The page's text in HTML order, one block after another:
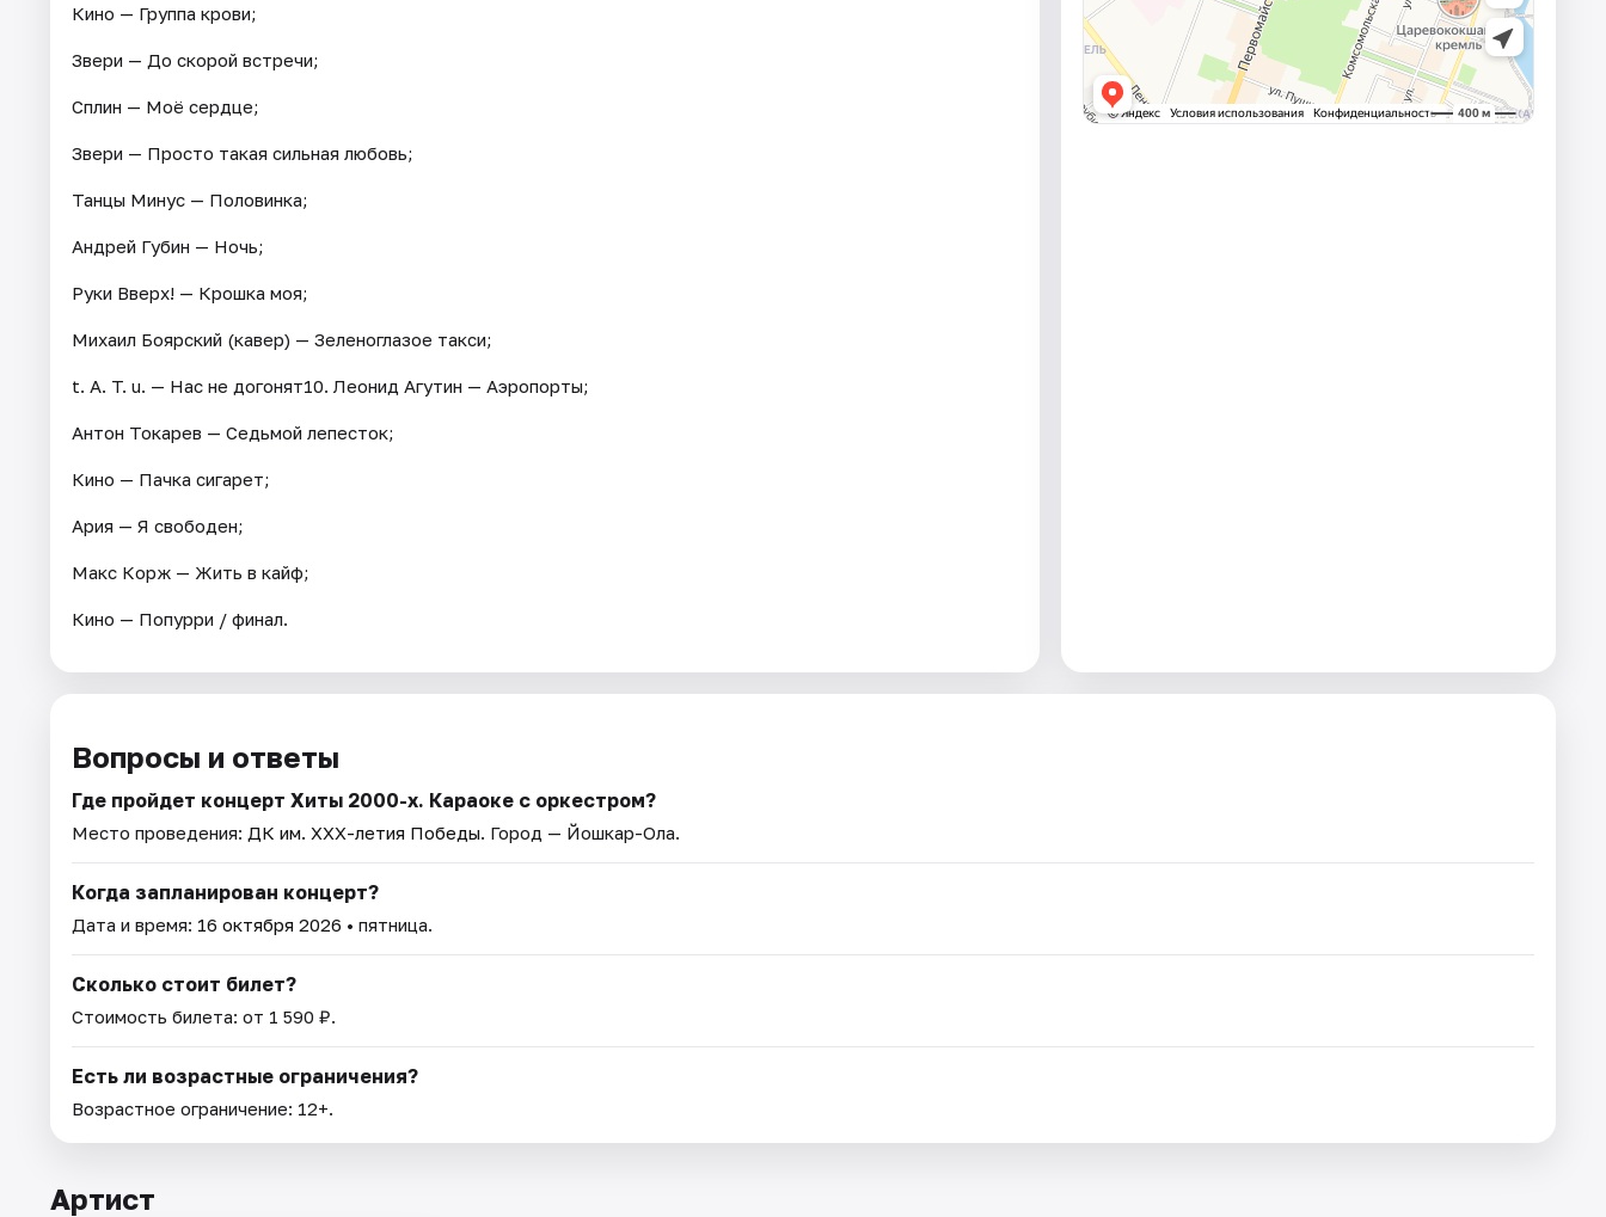
Кино — Группа крови;
Звери — До скорой встречи;
Сплин — Моё сердце;
Звери — Просто такая сильная любовь;
Танцы Минус — Половинка;
Андрей Губин — Ночь;
Руки Вверх! — Крошка моя;
Михаил Боярский (кавер) — Зеленоглазое такси;
t. A. T. u. — Нас не догонят10. Леонид Агутин — Аэропорты;
Антон Токарев — Седьмой лепесток;
Кино — Пачка сигарет;
Ария — Я свободен;
Макс Корж — Жить в кайф;
Кино — Попурри / финал.
Вопросы и ответы
Где пройдет концерт Хиты 2000-х. Караоке с оркестром?
Место проведения: ДК им. XXX-летия Победы. Город — Йошкар-Ола.
Когда запланирован концерт?
Дата и время: 16 октября 2026 • пятница.
Сколько стоит билет?
Стоимость билета: от 1 590 ₽.
Есть ли возрастные ограничения?
Возрастное ограничение: 12+.
Артист